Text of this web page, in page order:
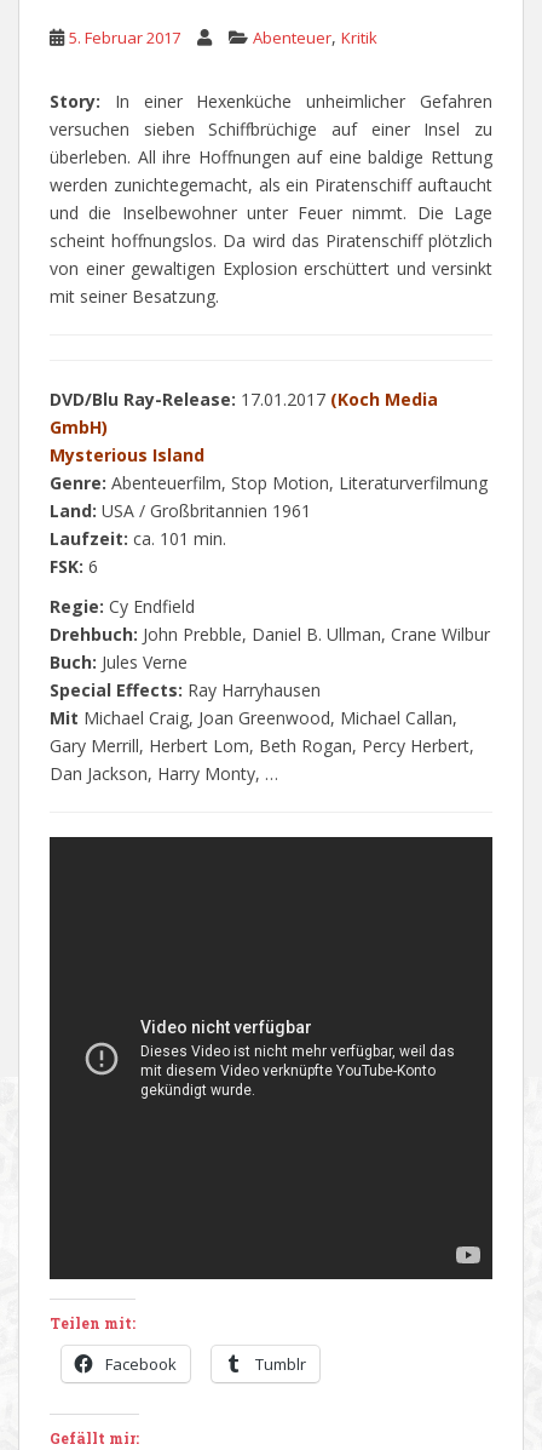
5. Februar 2017 Abenteuer, Kritik
Story: In einer Hexenküche unheimlicher Gefahren
versuchen sieben Schiffbrüchige auf einer Insel zu
überleben. All ihre Hoffnungen auf eine baldige Rettung
werden zunichtegemacht, als ein Piratenschiff auftaucht
und die Inselbewohner unter Feuer nimmt. Die Lage
scheint hoffnungslos. Da wird das Piratenschiff plötzlich
von einer gewaltigen Explosion erschüttert und versinkt
mit seiner Besatzung.
DVD/Blu Ray-Release: 17.01.2017 (Koch Media
GmbH)
Mysterious Island
Genre: Abenteuerfilm, Stop Motion, Literaturverfilmung
Land: USA / Großbritannien 1961
Laufzeit: ca. 101 min.
FSK: 6
Regie: Cy Endfield
Drehbuch: John Prebble, Daniel B. Ullman, Crane Wilbur
Buch: Jules Verne
Special Effects: Ray Harryhausen
Mit Michael Craig, Joan Greenwood, Michael Callan,
Gary Merrill, Herbert Lom, Beth Rogan, Percy Herbert,
Dan Jackson, Harry Monty, …
Teilen mit:
Facebook Tumblr
Gefällt mir: